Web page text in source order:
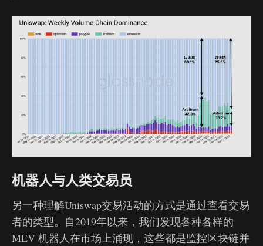
机器人与人类交易员
另一种理解Uniswap交易活动的方式是通过查看交易
者的类型。自2019年以来，我们发现各种各样的
MEV 机器人在市场上涌现，这些都是监控区块链并